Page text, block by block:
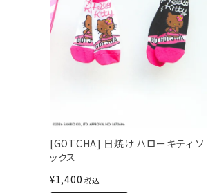
[GOTCHA] 日焼け ハローキティ ソ
ックス
¥1,400 税込